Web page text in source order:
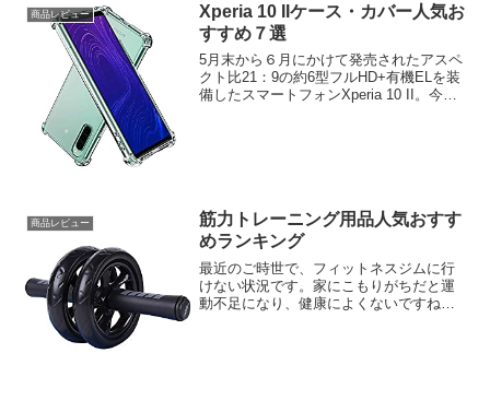
商品レビュー
Xperia 10 IIケース・カバー人気お
すすめ７選
5月末から６月にかけて発売されたアスペ
クト比21：9の約6型フルHD+有機ELを装
備したスマートフォンXperia 10 II。今回
商品レビュー
筋力トレーニング用品人気おすす
めランキング
最近のご時世で、フィットネスジムに行
けない状況です。家にこもりがちだと運
動不足になり、健康によくないですね。